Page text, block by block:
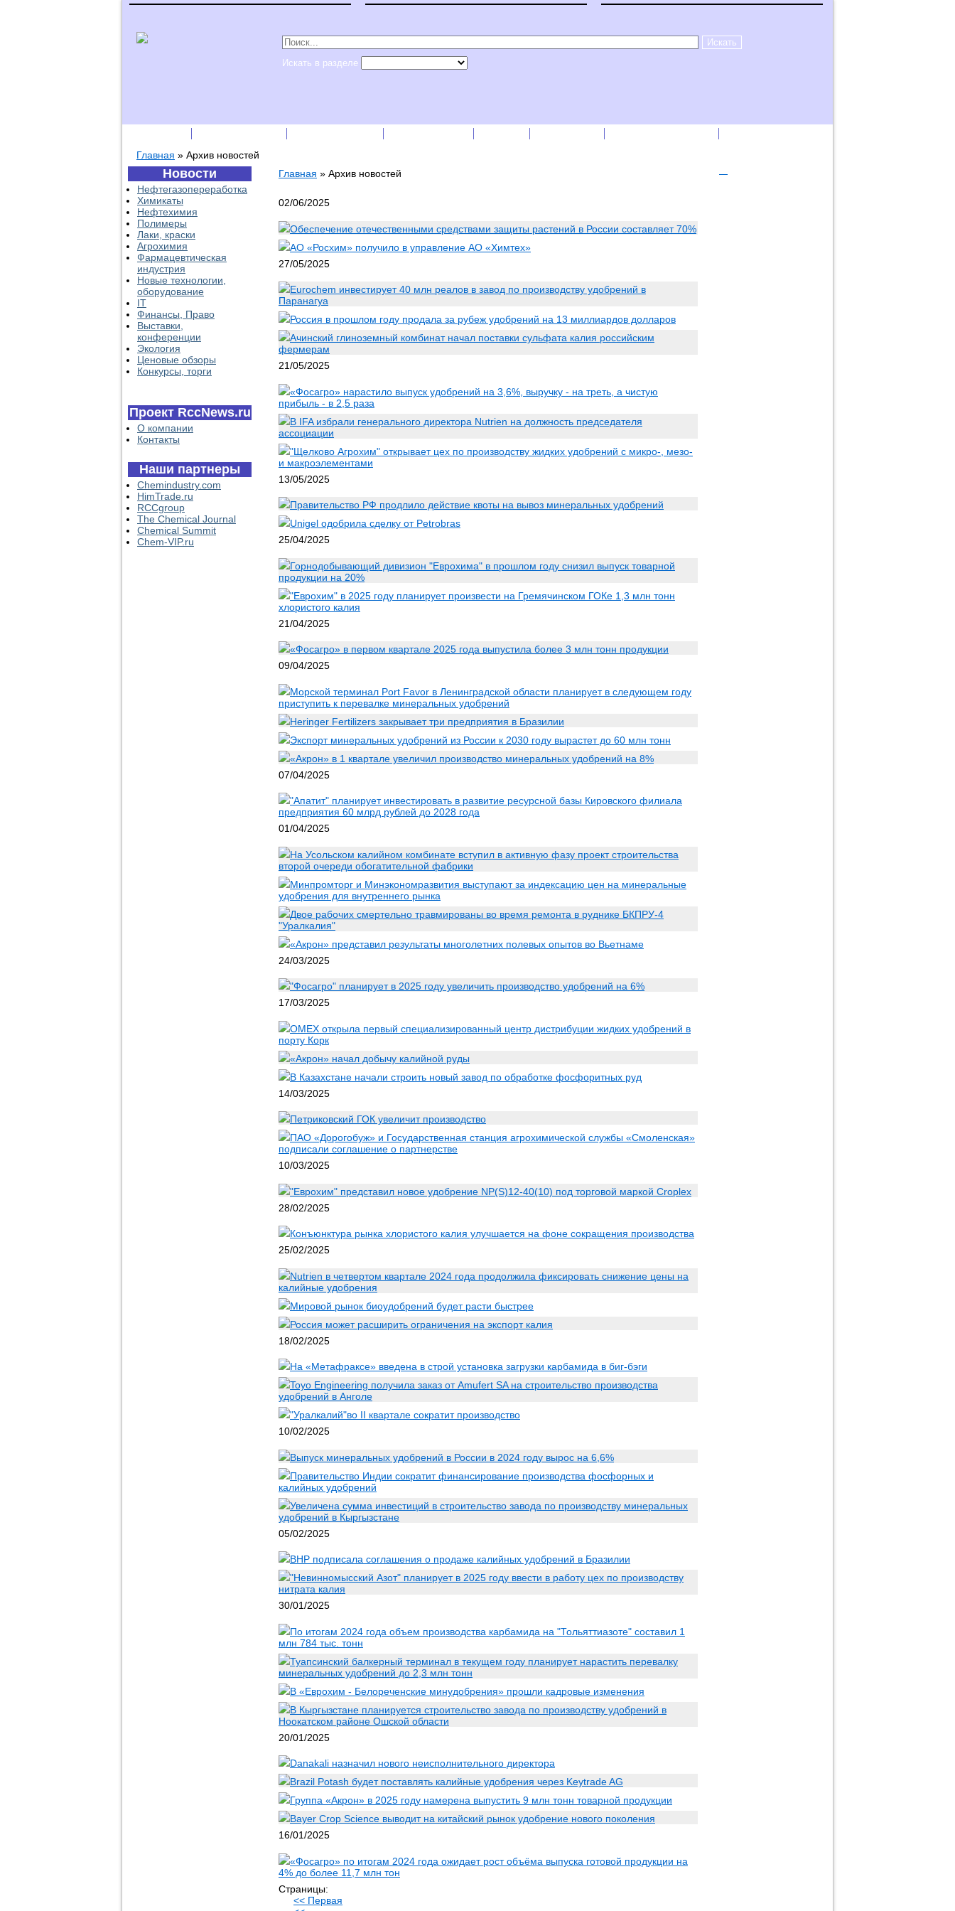
Искать в разделе
Главная » Архив новостей
Новости
Нефтегазопереработка
Химикаты
Нефтехимия
Полимеры
Лаки, краски
Агрохимия
Фармацевтическая
индустрия
Новые технологии,
оборудование
IT
Финансы, Право
Выставки,
конференции
Экология
Ценовые обзоры
Конкурсы, торги
Проект RccNews.ru
О компании
Контакты
Наши партнеры
Chemindustry.com
HimTrade.ru
RCCgroup
The Chemical Journal
Chemical Summit
Chem-VIP.ru
Главная » Архив новостей
02/06/2025
Обеспечение отечественными средствами защиты растений в России составляет 70%
АО «Росхим» получило в управление АО «Химтех»
27/05/2025
Eurochem инвестирует 40 млн реалов в завод по производству удобрений в
Паранагуа
Россия в прошлом году продала за рубеж удобрений на 13 миллиардов долларов
Ачинский глиноземный комбинат начал поставки сульфата калия российским
фермерам
21/05/2025
«Фосагро» нарастило выпуск удобрений на 3,6%, выручку - на треть, а чистую
прибыль - в 2,5 раза
В IFA избрали генерального директора Nutrien на должность председателя
ассоциации
"Щелково Агрохим" открывает цех по производству жидких удобрений с микро-, мезо-
и макроэлементами
13/05/2025
Правительство РФ продлило действие квоты на вывоз минеральных удобрений
Unigel одобрила сделку от Petrobras
25/04/2025
Горнодобывающий дивизион "Еврохима" в прошлом году снизил выпуск товарной
продукции на 20%
"Еврохим" в 2025 году планирует произвести на Гремячинском ГОКе 1,3 млн тонн
хлористого калия
21/04/2025
«Фосагро» в первом квартале 2025 года выпустила более 3 млн тонн продукции
09/04/2025
Морской терминал Port Favor в Ленинградской области планирует в следующем году
приступить к перевалке минеральных удобрений
Heringer Fertilizers закрывает три предприятия в Бразилии
Экспорт минеральных удобрений из России к 2030 году вырастет до 60 млн тонн
«Акрон» в 1 квартале увеличил производство минеральных удобрений на 8%
07/04/2025
"Апатит" планирует инвестировать в развитие ресурсной базы Кировского филиала
предприятия 60 млрд рублей до 2028 года
01/04/2025
На Усольском калийном комбинате вступил в активную фазу проект строительства
второй очереди обогатительной фабрики
Минпромторг и Минэкономразвития выступают за индексацию цен на минеральные
удобрения для внутреннего рынка
Двое рабочих смертельно травмированы во время ремонта в руднике БКПРУ-4
"Уралкалия"
«Акрон» представил результаты многолетних полевых опытов во Вьетнаме
24/03/2025
"Фосагро" планирует в 2025 году увеличить производство удобрений на 6%
17/03/2025
OMEX открыла первый специализированный центр дистрибуции жидких удобрений в
порту Корк
«Акрон» начал добычу калийной руды
В Казахстане начали строить новый завод по обработке фосфоритных руд
14/03/2025
Петриковский ГОК увеличит производство
ПАО «Дорогобуж» и Государственная станция агрохимической службы «Смоленская»
подписали соглашение о партнерстве
10/03/2025
"Еврохим" представил новое удобрение NP(S)12-40(10) под торговой маркой Croplex
28/02/2025
Конъюнктура рынка хлористого калия улучшается на фоне сокращения производства
25/02/2025
Nutrien в четвертом квартале 2024 года продолжила фиксировать снижение цены на
калийные удобрения
Мировой рынок биоудобрений будет расти быстрее
Россия может расширить ограничения на экспорт калия
18/02/2025
На «Метафраксе» введена в строй установка загрузки карбамида в биг-бэги
Toyo Engineering получила заказ от Amufert SA на строительство производства
удобрений в Анголе
"Уралкалий"во II квартале сократит производство
10/02/2025
Выпуск минеральных удобрений в России в 2024 году вырос на 6,6%
Правительство Индии сократит финансирование производства фосфорных и
калийных удобрений
Увеличена сумма инвестиций в строительство завода по производству минеральных
удобрений в Кыргызстане
05/02/2025
BHP подписала соглашения о продаже калийных удобрений в Бразилии
"Невинномысский Азот" планирует в 2025 году ввести в работу цех по производству
нитрата калия
30/01/2025
По итогам 2024 года объем производства карбамида на "Тольяттиазоте" составил 1
млн 784 тыс. тонн
Туапсинский балкерный терминал в текущем году планирует нарастить перевалку
минеральных удобрений до 2,3 млн тонн
В «Еврохим - Белореченские минудобрения» прошли кадровые изменения
В Кыргызстане планируется строительство завода по производству удобрений в
Ноокатском районе Ошской области
20/01/2025
Danakali назначил нового неисполнительного директора
Brazil Potash будет поставлять калийные удобрения через Keytrade AG
Группа «Акрон» в 2025 году намерена выпустить 9 млн тонн товарной продукции
Bayer Crop Science выводит на китайский рынок удобрение нового поколения
16/01/2025
«Фосагро» по итогам 2024 года ожидает рост объёма выпуска готовой продукции на
4% до более 11,7 млн тон
Страницы:
<< Первая